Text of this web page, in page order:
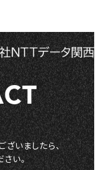
いましたら、
い。